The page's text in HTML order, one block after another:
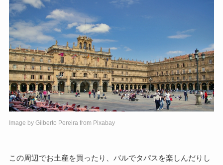
Image by Gilberto Pereirafrom Pixabay
この周辺でお土産を買ったり、バルでタパスを楽しんだりし